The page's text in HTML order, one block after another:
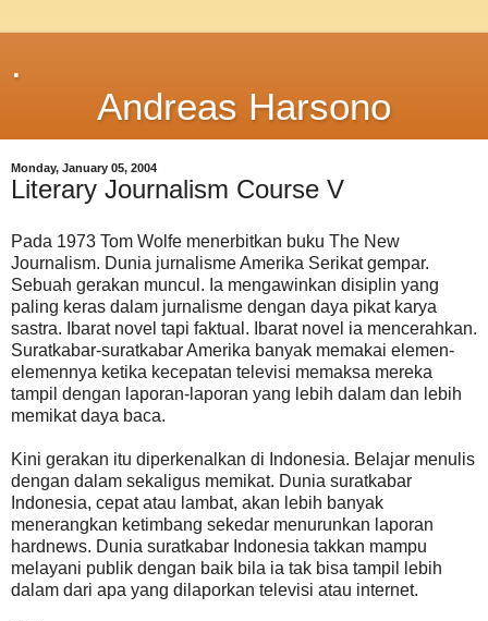
.
Andreas Harsono
Monday, January 05, 2004
Literary Journalism Course V
Pada 1973 Tom Wolfe menerbitkan buku The New
Journalism. Dunia jurnalisme Amerika Serikat gempar.
Sebuah gerakan muncul. Ia mengawinkan disiplin yang
paling keras dalam jurnalisme dengan daya pikat karya
sastra. Ibarat novel tapi faktual. Ibarat novel ia mencerahkan.
Suratkabar-suratkabar Amerika banyak memakai elemen-
elemennya ketika kecepatan televisi memaksa mereka
tampil dengan laporan-laporan yang lebih dalam dan lebih
memikat daya baca.
Kini gerakan itu diperkenalkan di Indonesia. Belajar menulis
dengan dalam sekaligus memikat. Dunia suratkabar
Indonesia, cepat atau lambat, akan lebih banyak
menerangkan ketimbang sekedar menurunkan laporan
hardnews. Dunia suratkabar Indonesia takkan mampu
melayani publik dengan baik bila ia tak bisa tampil lebih
dalam dari apa yang dilaporkan televisi atau internet.